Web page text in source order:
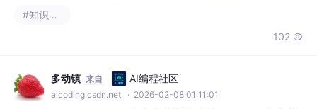
#知识图谱
102 
多动镇 来自 AI编程社区
aicoding.csdn.net · 2026-02-08 01:11:01